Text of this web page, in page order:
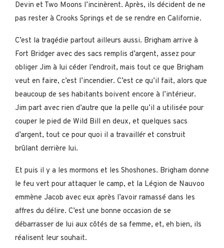
Devin et Two Moons l’incinèrent. Après, ils décident de ne
pas rester à Crooks Springs et de se rendre en Californie.
C’est la tragédie partout ailleurs aussi. Brigham arrive à
Fort Bridger avec des sacs remplis d’argent, assez pour
obliger Jim à lui céder l’endroit, mais tout ce que Brigham
veut en faire, c’est l’incendier. C’est ce qu’il fait, alors que
beaucoup de ses habitants boivent encore à l’intérieur.
Jim part avec rien d’autre que la pelle qu’il a utilisée pour
couper le pied de Wild Bill en deux, et quelques sacs
d’argent, tout ce pour quoi il a travaillér et construit
brûlant derrière lui.
Et puis il y a les mormons et les Shoshones. Brigham donne
le feu vert pour attaquer le camp, et la Légion de Nauvoo
emmène Jacob avec eux après l’avoir ramassé dans les
affres du délire. C’est une bonne occasion de se
débarrasser de lui aux côtés de sa femme, et, eh bien, ils
réalisent leur souhait.